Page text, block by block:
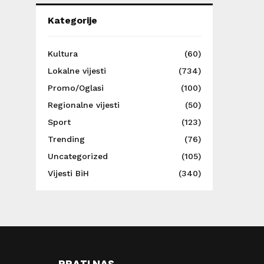
Kategorije
Kultura
(60)
Lokalne vijesti
(734)
Promo/Oglasi
(100)
Regionalne vijesti
(50)
Sport
(123)
Trending
(76)
Uncategorized
(105)
Vijesti BiH
(340)